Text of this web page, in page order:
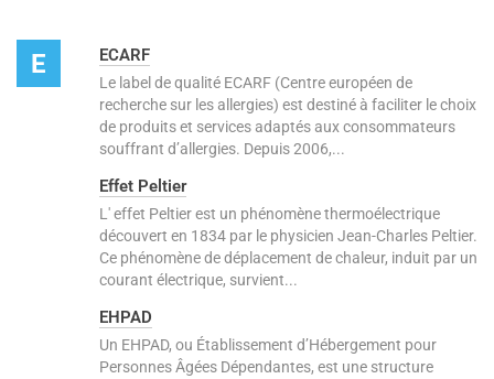
E ECARF
Le label de qualité ECARF (Centre européen de
recherche sur les allergies) est destiné à faciliter le choix
de produits et services adaptés aux consommateurs
souffrant d’allergies. Depuis 2006,...
Effet Peltier
L' effet Peltier est un phénomène thermoélectrique
découvert en 1834 par le physicien Jean-Charles Peltier.
Ce phénomène de déplacement de chaleur, induit par un
courant électrique, survient...
EHPAD
Un EHPAD, ou Établissement d’Hébergement pour
Personnes Âgées Dépendantes, est une structure